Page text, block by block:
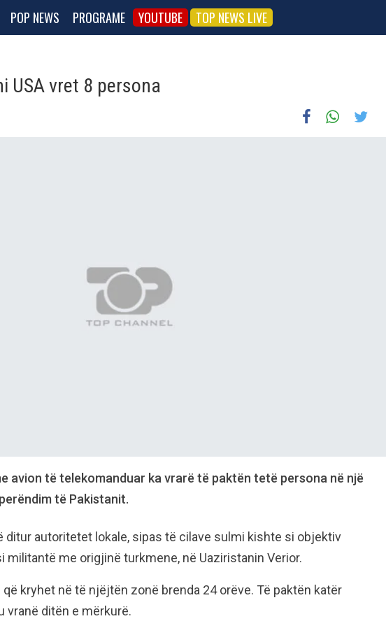
POP NEWS PROGRAME YOUTUBE TOP NEWS LIVE
USA vret 8 persona
avion të telekomanduar ka vrarë të paktën tetë persona në një
të Pakistanit.
ditur autoritetet lokale, sipas të cilave sulmi kishte si objektiv
militantë me origjinë turkmene, në Uaziristanin Verior.
kryhet në të njëjtën zonë brenda 24 orëve. Të paktën katër
vranë ditën e mërkurë.